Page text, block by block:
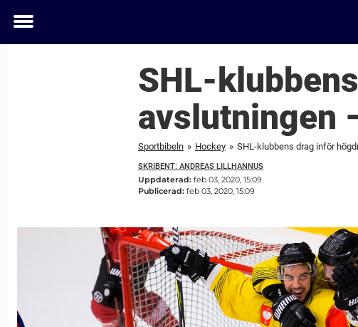
Toggle
SHL-
avslutningen
Sportbibeln » Hockey » SHL-klubbens drag inför
SKRIBENT: ANDREAS LILLHANNUS
Uppdaterad: feb 03, 2020, 15:09
Publicerad: feb 03, 2020, 15:09